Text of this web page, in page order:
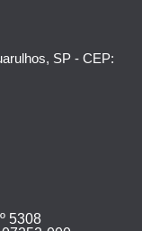
SP - CEP:
5308